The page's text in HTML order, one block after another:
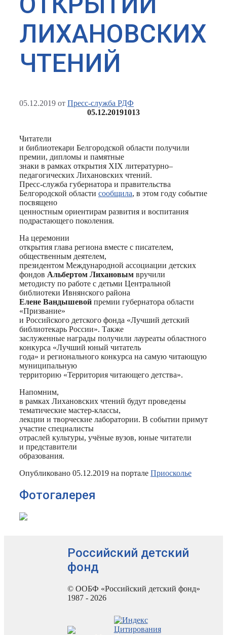
ЛИХАНОВСКИХ
ЧТЕНИЙ
05.12.2019 от Пресс-служба РДФ
05.12.20191013
Читатели
и библиотекари Белгородской области получили
премии, дипломы и памятные
знаки в рамках открытия ХIX литературно–
педагогических Лихановских чтений.
Пресс-служба губернатора и правительства
Белгородской области сообщила, в этом году событие
посвящено
ценностным ориентирам развития и воспитания
подрастающего поколения.
На церемонии
открытия глава региона вместе с писателем,
общественным деятелем,
президентом Международной ассоциации детских
фондов Альбертом Лихановым вручили
методисту по работе с детьми Центральной
библиотеки Ивнянского района
Елене Вандышевой премии губернатора области
«Призвание»
и Российского детского фонда «Лучший детский
библиотекарь России». Также
заслуженные награды получили лауреаты областного
конкурса «Лучший юный читатель
года» и регионального конкурса на самую читающую
муниципальную
территорию «Территория читающего детства».
Напомним,
в рамках Лихановских чтений будут проведены
тематические мастер-классы,
лекции и творческие лаборатории. В событии примут
участие специалисты
отраслей культуры, учёные вузов, юные читатели
и представители
образования.
Опубликовано 05.12.2019 на портале Приосколье
Фотогалерея
Российский детский
фонд
© ООБФ «Российский детский фонд»
1987 - 2026